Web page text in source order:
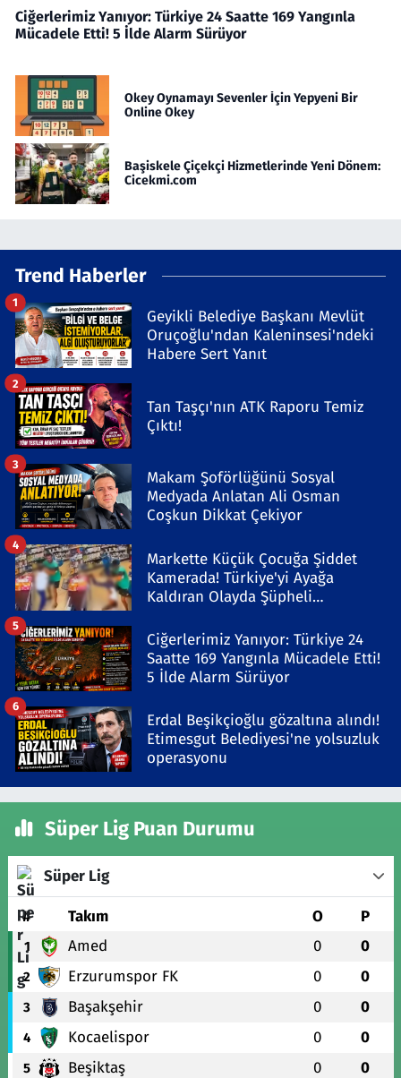
Ciğerlerimiz Yanıyor: Türkiye 24 Saatte 169 Yangınla
Mücadele Etti! 5 İlde Alarm Sürüyor
Okey Oynamayı Sevenler İçin Yepyeni Bir
Online Okey
Başiskele Çiçekçi Hizmetlerinde Yeni Dönem:
Cicekmi.com
Trend Haberler
Geyikli Belediye Başkanı Mevlüt
Oruçoğlu'ndan Kaleninsesi'ndeki
Habere Sert Yanıt
1
Tan Taşçı'nın ATK Raporu Temiz
Çıktı!
2
Makam Şoförlüğünü Sosyal
Medyada Anlatan Ali Osman
Coşkun Dikkat Çekiyor
3
Markette Küçük Çocuğa Şiddet
Kamerada! Türkiye'yi Ayağa
Kaldıran Olayda Şüpheli
4
Ciğerlerimiz Yanıyor: Türkiye 24
Saatte 169 Yangınla Mücadele Etti!
5 İlde Alarm Sürüyor
5
Erdal Beşikçioğlu gözaltına alındı!
Etimesgut Belediyesi'ne yolsuzluk
operasyonu
6
Süper Lig Puan Durumu
Süper Lig
# Takım O P
1 Amed 0 0
2 Erzurumspor FK 0 0
3 Başakşehir 0 0
4 Kocaelispor 0 0
5 Beşiktaş 0 0